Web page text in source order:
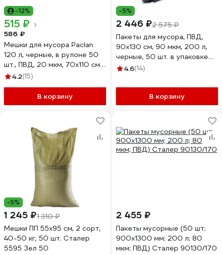
-12%
515 ₽
586 ₽
Мешки для мусора Paclan
120 л, черные, в рулоне 50
шт., ПВД, 20 мкм, 70x110 см,
"Professional" 604079
4.2(15)
В корзину
-5%
2 446 ₽2 575 ₽
Пакеты для мусора, ПВД,
90x130 см, 90 мкм, 200 л,
черные, 50 шт. в упаковке
Optiline 23-0039
4.6(14)
В корзину
-5%
1 245 ₽1 310 ₽
Мешки ПП 55х95 см, 2 сорт,
40-50 кг, 50 шт. Сталер
5595 Зел 50
2 455 ₽
Пакеты мусорные (50 шт;
900х1300 мм; 200 л; 80
мкм; ПВД) Сталер 90130/170